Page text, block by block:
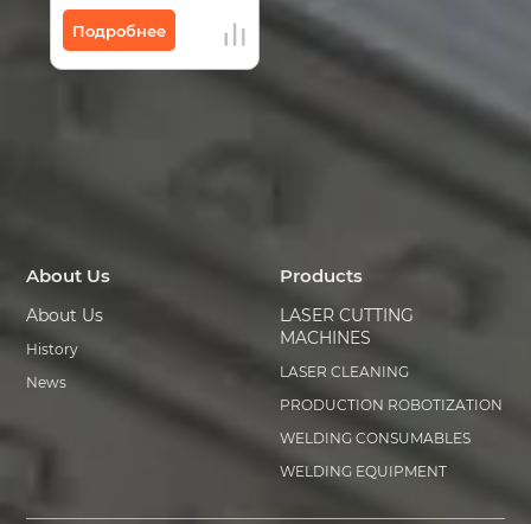
Подробнее
About Us
About Us
History
News
Products
LASER CUTTING
MACHINES
LASER CLEANING
PRODUCTION ROBOTIZATION
WELDING CONSUMABLES
WELDING EQUIPMENT